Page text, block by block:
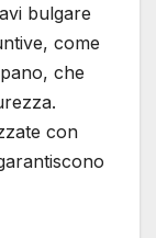
bulgare
come
che
con